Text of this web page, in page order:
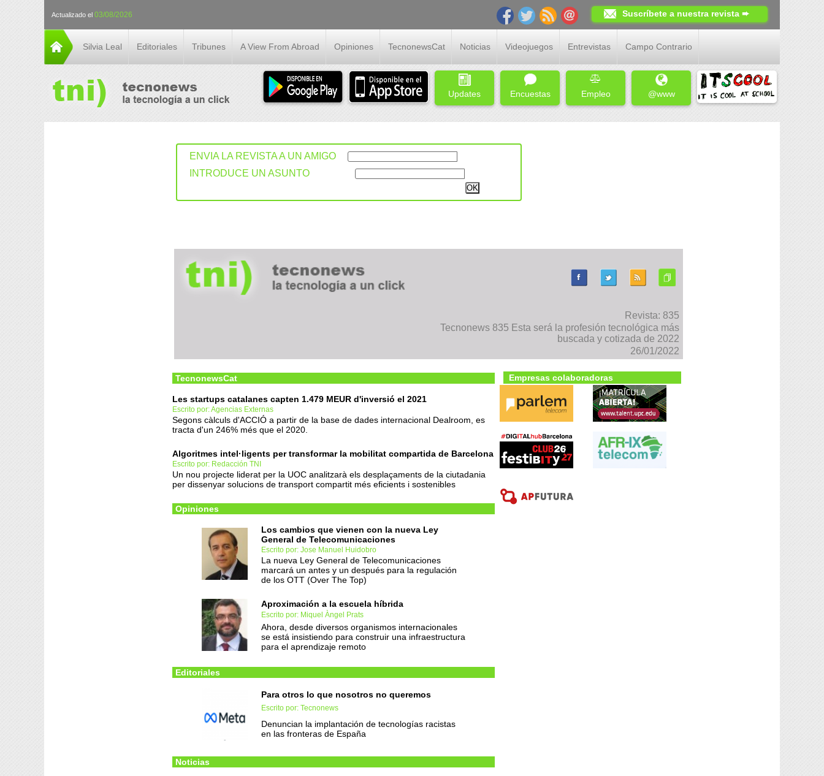
Actualizado el 03/08/2026 Suscríbete a nuestra revista ➨
Silvia Leal Editoriales Tribunes A View From Abroad Opiniones TecnonewsCat Noticias Videojuegos Entrevistas Campo Contrario
Updates Encuestas Empleo @www
ENVIA LA REVISTA A UN AMIGO
INTRODUCE UN ASUNTO
Revista: 835
Tecnonews 835 Esta será la profesión tecnológica más
buscada y cotizada de 2022
26/01/2022
TecnonewsCat
Les startups catalanes capten 1.479 MEUR d'inversió el 2021
Escrito por: Agencias Externas
Segons càlculs d'ACCIÓ a partir de la base de dades internacional Dealroom, es
tracta d'un 246% més que el 2020.
Algoritmes intel·ligents per transformar la mobilitat compartida de Barcelona
Escrito por: Redacción TNI
Un nou projecte liderat per la UOC analitzarà els desplaçaments de la ciutadania
per dissenyar solucions de transport compartit més eficients i sostenibles
Opiniones
Los cambios que vienen con la nueva Ley
General de Telecomunicaciones
Escrito por: Jose Manuel Huidobro
La nueva Ley General de Telecomunicaciones
marcará un antes y un después para la regulación
de los OTT (Over The Top)
Aproximación a la escuela híbrida
Escrito por: Miquel Àngel Prats
Ahora, desde diversos organismos internacionales
se está insistiendo para construir una infraestructura
para el aprendizaje remoto
Editoriales
Para otros lo que nosotros no queremos
Escrito por: Tecnonews
Denuncian la implantación de tecnologías racistas
en las fronteras de España
Noticias
Empresas colaboradoras